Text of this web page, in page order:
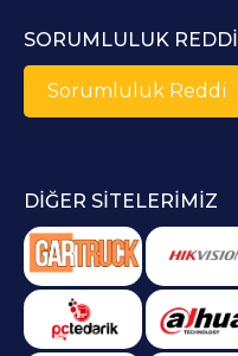
SORUMLULUK REDDI
Sorumluluk Reddi
DIĞER SITELERIMIZ